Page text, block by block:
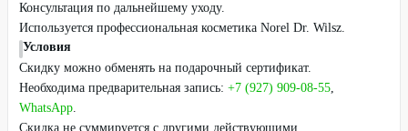
Консультация по дальнейшему уходу.
Используется профессиональная косметика Norel Dr. Wilsz.
Условия
Скидку можно обменять на подарочный сертификат.
Необходима предварительная запись: +7 (927) 909-08-55,
WhatsApp.
Скидка не суммируется с другими действующими